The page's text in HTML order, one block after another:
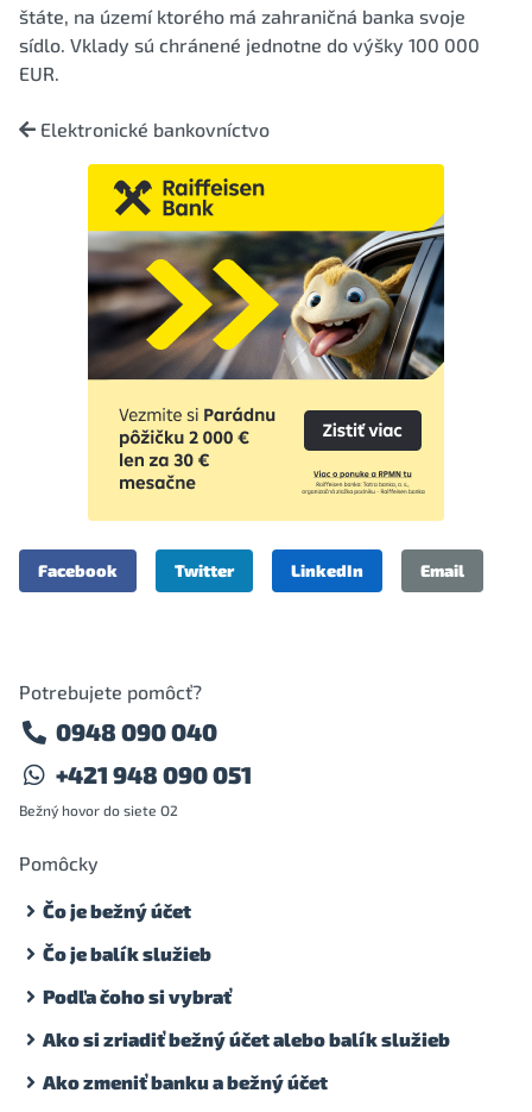
štáte, na území ktorého má zahraničná banka svoje
sídlo. Vklady sú chránené jednotne do výšky 100 000
EUR.
Elektronické bankovníctvo
Facebook Twitter LinkedIn Email
Potrebujete pomôcť?
0948 090 040
+421 948 090 051
Bežný hovor do siete O2
Pomôcky
Čo je bežný účet
Čo je balík služieb
Podľa čoho si vybrať
Ako si zriadiť bežný účet alebo balík služieb
Ako zmeniť banku a bežný účet